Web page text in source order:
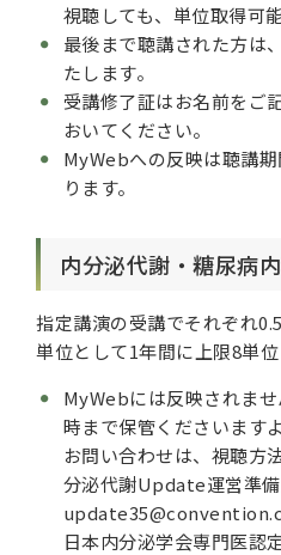
視聴しても、単位取得可能
最後まで聴講された方は
たします。
受講修了証はお名前をご
おいてください。
MyWebへの反映は聴講
ります。
内分泌代謝・糖尿病
指定講演の受講でそれぞれ
単位として1年間に上限8単位
MyWebには反映されま
時まで保管くださいます
お問い合わせは、視聴方
分泌代謝Update運営準
日本内分泌学会専門医認